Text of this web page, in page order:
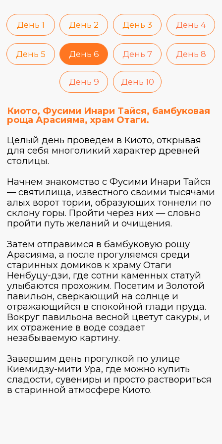
Дотонбори со множеством неоновых
вывесок и воздухом, пропитанным
ароматами соуса. Побываем и на улице
Umeda Sky Building, чтобы увидеть закат
над городом.
Сегодня заночуем в Осаке.
День 1 День 2 День 3 День 4
День 5 День 6 День 7 День 8
День 9 День 10
Без лишних слов — сегодня нас ждет парк
Universal Studios, где каждый сможет
почувствовать себя ребенком. Это день
смеха, фотографий и настоящего
удовольствия. Билеты уже включены в
стоимость!
Парк Universal Studios